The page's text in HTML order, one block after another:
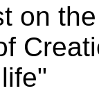
on